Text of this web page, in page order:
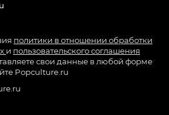
политики в отношении обработки
и пользовательского соглашения
свои данные в любой форме
Popculture.ru